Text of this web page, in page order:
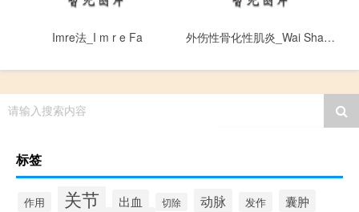
Imre法_I m r e Fa 外伤性骨化性肌炎_Wai Shang Xing Gu Hua Xing Ji Yan
请输入搜索内容
标签
作用 关节 出血 切除 动脉 发作 囊肿